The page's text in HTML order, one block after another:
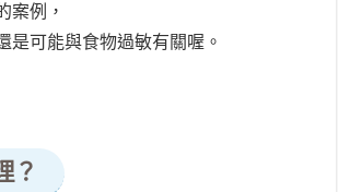
案例，
是可能與食物過敏有關喔。
？